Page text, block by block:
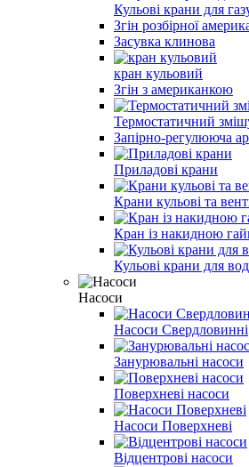
Кульові крани для
Згін розбірної
Засувка клинова
кран кульовий
Згін з американкою
Термостатичний
Запірно-регулююча
Приладові крани
Крани кульові та
Кран із накидною
Кульові крани для
Насоси
Насоси Свердловинні
Занурювальні насоси
Поверхневі насоси
Насоси Поверхневі
Відцентрові насоси